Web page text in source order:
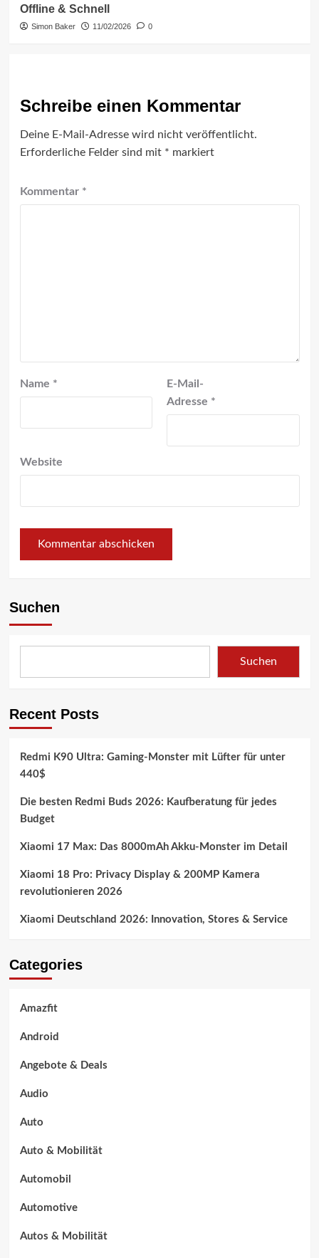
Offline & Schnell
Simon Baker 11/02/2026 0
Schreibe einen Kommentar
Deine E-Mail-Adresse wird nicht veröffentlicht.
Erforderliche Felder sind mit * markiert
Kommentar *
Name *
E-Mail-
Adresse *
Website
Suchen
Suchen
Recent Posts
Redmi K90 Ultra: Gaming-Monster mit Lüfter für unter
440$
Die besten Redmi Buds 2026: Kaufberatung für jedes
Budget
Xiaomi 17 Max: Das 8000mAh Akku-Monster im Detail
Xiaomi 18 Pro: Privacy Display & 200MP Kamera
revolutionieren 2026
Xiaomi Deutschland 2026: Innovation, Stores & Service
Categories
Amazfit
Android
Angebote & Deals
Audio
Auto
Auto & Mobilität
Automobil
Automotive
Autos & Mobilität